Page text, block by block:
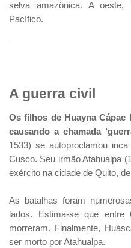
selva amazônica. A
Pacífico.
A guerra civil
Os filhos de Huayna
causando a chamada
1533) se autoproclamou
Cusco. Seu irmão Atahualpa
exército na cidade de Quito,
As batalhas foram
lados. Estima-se que
morreram. Finalmente,
ser morto por Atahualpa.